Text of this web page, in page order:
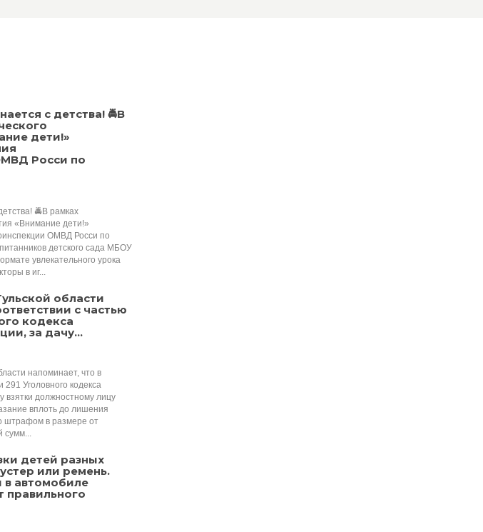
с детства! 🚔В
дети!»
Росси по
🚔В рамках
«Внимание дети!»
ОМВД Росси по
детского сада МБОУ
увлекательного урока
в иг...
области
с частью
кодекса
за дачу...
напоминает, что в
291 Уголовного кодекса
взятки должностному лицу
вплоть до лишения
штрафом в размере от
сумм...
детей разных
или ремень.
в автомобиле
правильного